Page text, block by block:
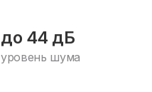
до 44 дБ
уровень шума